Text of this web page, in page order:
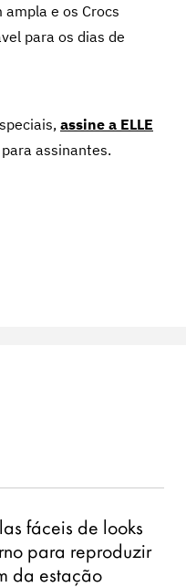
e os Crocs
para os dias de
assine a ELLE
assinantes.
fáceis de looks
para reproduzir
da estação